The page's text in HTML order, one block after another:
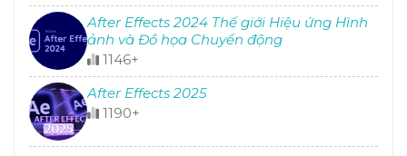
After Effects 2024 Thế giới Hiệu ứng Hình
ảnh và Đồ họa Chuyển động
1146+
After Effects 2025
1190+